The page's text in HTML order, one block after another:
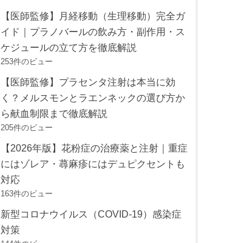
【医師監修】月経移動（生理移動）完全ガ
イド｜プラノバールの飲み方・副作用・ス
ケジュールの立て方を徹底解説
253件のビュー
【医師監修】プラセンタ注射は本当に効
く？メルスモンとラエンネックの選び方か
ら献血制限まで徹底解説
205件のビュー
【2026年版】花粉症の治療薬と注射｜重症
にはゾレア・蕁麻疹にはデュピクセントも
対応
163件のビュー
新型コロナウイルス（COVID-19）感染症
対策